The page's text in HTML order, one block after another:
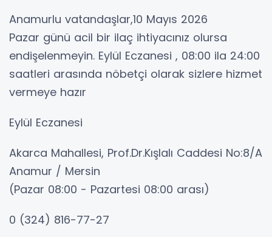
Anamurlu vatandaşlar,10 Mayıs 2026
Pazar günü acil bir ilaç ihtiyacınız olursa
endişelenmeyin. Eylül Eczanesi , 08:00 ila 24:00
saatleri arasında nöbetçi olarak sizlere hizmet
vermeye hazır
Eylül Eczanesi
Akarca Mahallesi, Prof.Dr.Kışlalı Caddesi No:8/A
Anamur / Mersin
(Pazar 08:00 - Pazartesi 08:00 arası)
0 (324) 816-77-27